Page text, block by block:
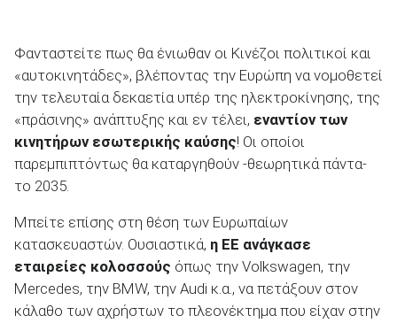
ΑΝΑΖΗΤΗΣΗ
Μεταχειρισμένα
Φανταστείτε πως θα ένιωθαν οι Κινέζοι πολιτικοί και
«αυτοκινητάδες», βλέποντας την Ευρώπη να νομοθετεί
την τελευταία δεκαετία υπέρ της ηλεκτροκίνησης, της
«πράσινης» ανάπτυξης και εν τέλει, εναντίον των
κινητήρων εσωτερικής καύσης! Οι οποίοι
παρεμπιπτόντως θα καταργηθούν -θεωρητικά πάντα-
το 2035.
Μπείτε επίσης στη θέση των Ευρωπαίων
κατασκευαστών. Ουσιαστικά, η ΕΕ ανάγκασε
εταιρείες κολοσσούς όπως την Volkswagen, την
Mercedes, την BMW, την Audi κ.α., να πετάξουν στον
κάλαθο των αχρήστων το πλεονέκτημα που είχαν στην